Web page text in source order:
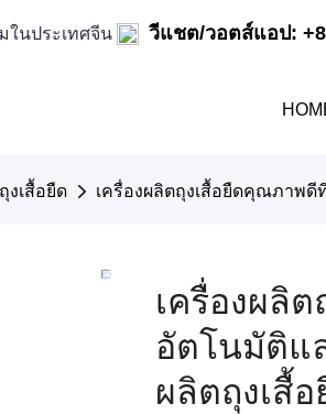
ในประเทศจีน วีแชต/วอตส์แอป:
งเสื้อยืด เครื่องผลิตถุงเสื้อยืดคุณภาพดี
เครื่องผลิ
อัตโนมัติแ
ผลิตถุงเสื้อ